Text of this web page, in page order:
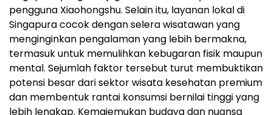
pengguna Xiaohongshu. Selain itu, layanan lokal di
Singapura cocok dengan selera wisatawan yang
menginginkan pengalaman yang lebih bermakna,
termasuk untuk memulihkan kebugaran fisik maupun
mental. Sejumlah faktor tersebut turut membuktikan
potensi besar dari sektor wisata kesehatan premium
dan membentuk rantai konsumsi bernilai tinggi yang
lebih lengkap. Kemajemukan budaya dan nuansa